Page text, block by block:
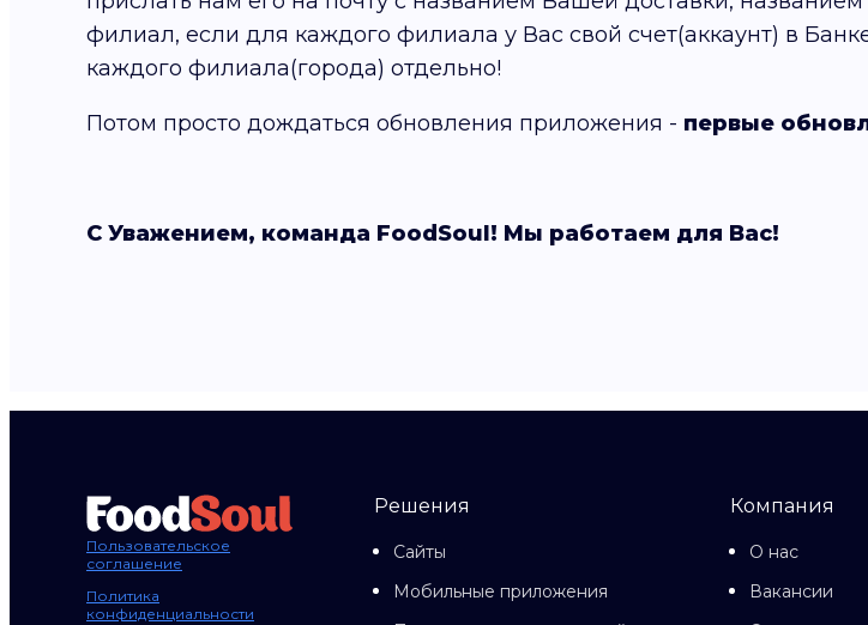
филиал, если для каждого филиала у Вас свой счет(аккаунт) в
каждого филиала(города) отдельно!
Потом просто дождаться обновления приложения - первые
С Уважением, команда FoodSoul! Мы работаем для Вас!
Пользовательское
соглашение
Политика
конфиденциальности
Решения
Сайты
Мобильные приложения
Компания
О нас
Вакансии